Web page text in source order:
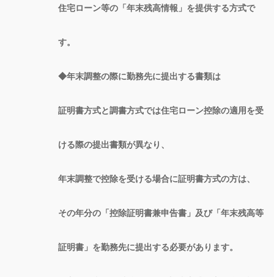
住宅ローン等の「年末残高情報」を提供する方式で
す。
◆年末調整の際に勤務先に提出する書類は
証明書方式と調書方式では住宅ローン控除の適用を受
ける際の提出書類が異なり、
年末調整で控除を受ける場合に証明書方式の方は、
その年分の「控除証明書兼申告書」及び「年末残高等
証明書」を勤務先に提出する必要があります。